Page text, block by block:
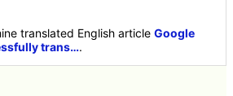
translated English articleGoogle
trans….